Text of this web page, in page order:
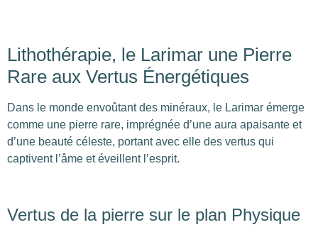
Lithothérapie, le Larimar une Pierre
Rare aux Vertus Énergétiques
Dans le monde envoûtant des minéraux, le Larimar émerge
comme une pierre rare, imprégnée d’une aura apaisante et
d’une beauté céleste, portant avec elle des vertus qui
captivent l’âme et éveillent l’esprit.
Vertus de la pierre sur le plan Physique